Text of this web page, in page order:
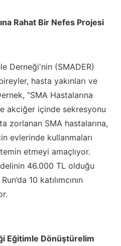
Rahat Bir Nefes Projesi
Derneği'nin (SMADER)
hasta yakınları ve
“SMA Hastalarına
akciğer içinde sekresyonu
zorlanan SMA hastalarına,
evlerinde kullanmaları
etmeyi amaçlıyor.
46.000 TL olduğu
’da 10 katılımcının
Eğitimle Dönüştürelim